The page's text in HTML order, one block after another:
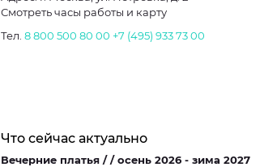
Смотреть часы работы и карту
Тел. 8 800 500 80 00 +7 (495) 933 73 00
Что сейчас актуально
Вечерние платья / / осень 2026 - зима 2027